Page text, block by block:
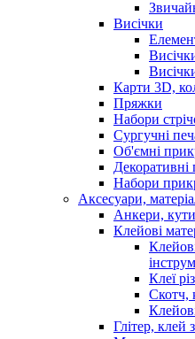
Висічки
Карти 3D,
Пряжки
Набори
Сургучні
Об'ємні
Набори
Аксесуари,
Анкери,
Клейові
Клеї
Скотч,
Глітер, клей